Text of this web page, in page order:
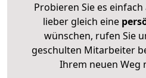
Probieren Sie es einfach
lieber gleich eine
wünschen, rufen Sie
geschulten Mitarbeiter
Ihrem neuen Weg